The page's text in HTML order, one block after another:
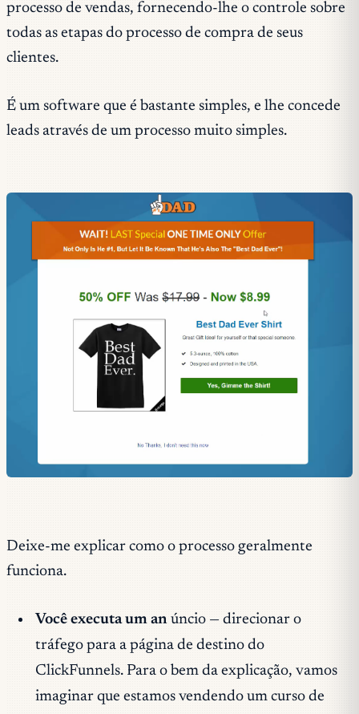
processo de vendas, fornecendo-lhe o controle sobre
todas as etapas do processo de compra de seus
clientes.
É um software que é bastante simples, e lhe concede
leads através de um processo muito simples.
Deixe-me explicar como o processo geralmente
funciona.
Você executa um an úncio — direcionar o
tráfego para a página de destino do
ClickFunnels. Para o bem da explicação, vamos
imaginar que estamos vendendo um curso de